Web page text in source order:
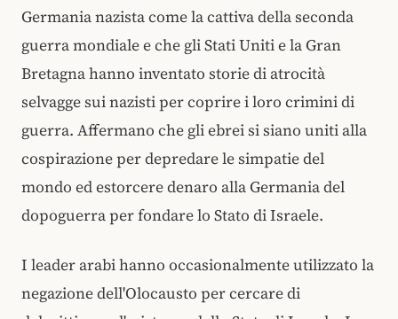
Germania nazista come la cattiva della seconda
guerra mondiale e che gli Stati Uniti e la Gran
Bretagna hanno inventato storie di atrocità
selvagge sui nazisti per coprire i loro crimini di
guerra. Affermano che gli ebrei si siano uniti alla
cospirazione per depredare le simpatie del
mondo ed estorcere denaro alla Germania del
dopoguerra per fondare lo Stato di Israele.
I leader arabi hanno occasionalmente utilizzato la
negazione dell'Olocausto per cercare di